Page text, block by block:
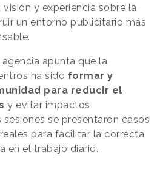
y experiencia sobre la
un entorno publicitario más
apunta que la
ha sido formar y
para reducir el
y evitar impactos
sesiones se presentaron casos
para facilitar la correcta
en el trabajo diario.